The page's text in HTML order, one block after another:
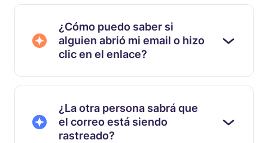
¿Cómo puedo saber si
alguien abrió mi email o hizo
clic en el enlace?
¿La otra persona sabrá que
el correo está siendo
rastreado?